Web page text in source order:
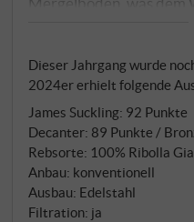
verleiht. Leuchtend
Zitronenzeste, weißer
und ein Hauch
aber charaktervoll, mit
Frucht und einem
Ein frischer,
Profil – ideal zur leichten
SUPERIORE.DE
Dieser Jahrgang wurde
2024er erhielt folgende
James Suckling: 92 Punkte
Decanter: 89 Punkte /
Rebsorte: 100% Ribolla
Anbau: konventionell
Ausbau: Edelstahl
Filtration: ja